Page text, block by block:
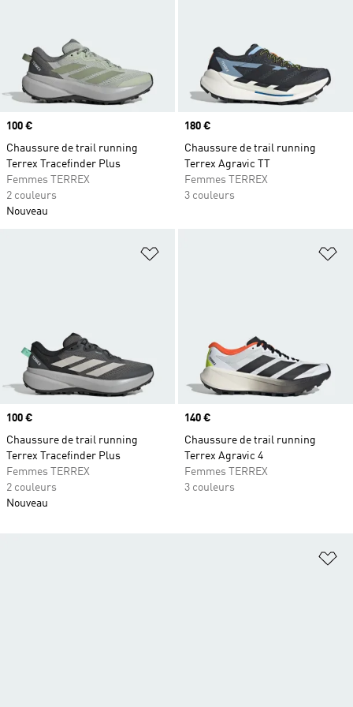
Prix
100 €
Chaussure de trail running
Terrex Tracefinder Plus
Femmes TERREX
2 couleurs
Nouveau
Prix
180 €
Chaussure de trail running
Terrex Agravic TT
Femmes TERREX
3 couleurs
Ajouter à la Liste de produits
Prix
100 €
Chaussure de trail running
Terrex Tracefinder Plus
Femmes TERREX
2 couleurs
Nouveau
Prix
140 €
Chaussure de trail running
Terrex Agravic 4
Femmes TERREX
3 couleurs